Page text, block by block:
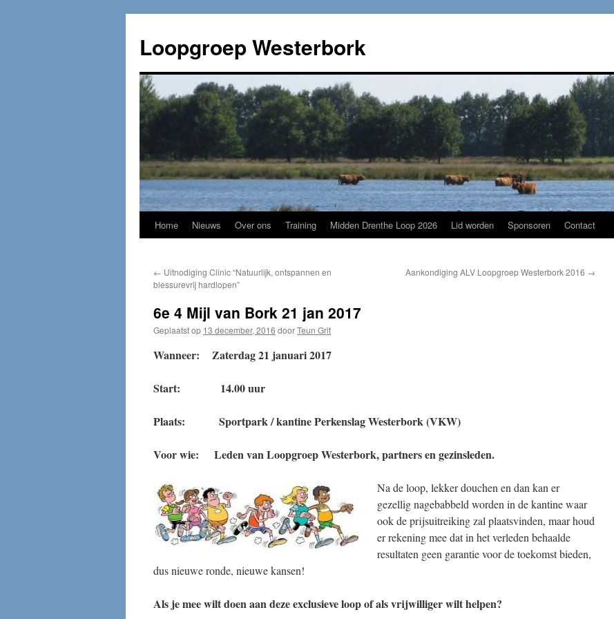
Loopgroep Westerbork
Home Nieuws Over ons Training Midden Drenthe Loop 2026 Lid worden Sponsoren Contact
← Uitnodiging Clinic “Natuurlijk, ontspannen en
blessurevrij hardlopen”
Aankondiging ALV Loopgroep Westerbork 2016 →
6e 4 Mijl van Bork 21 jan 2017
Geplaatst op 13 december, 2016 doorTeun Grit
Wanneer: Zaterdag 21 januari 2017
Start: 14.00 uur
Plaats: Sportpark / kantine Perkenslag Westerbork (VKW)
Voor wie: Leden van Loopgroep Westerbork, partners en gezinsleden.
Na de loop, lekker douchen en dan kan er
gezellig nagebabbeld worden in de kantine waar
ook de prijsuitreiking zal plaatsvinden, maar houd
er rekening mee dat in het verleden behaalde
resultaten geen garantie voor de toekomst bieden,
dus nieuwe ronde, nieuwe kansen!
Als je mee wilt doen aan deze exclusieve loop of als vrijwilliger wilt helpen?